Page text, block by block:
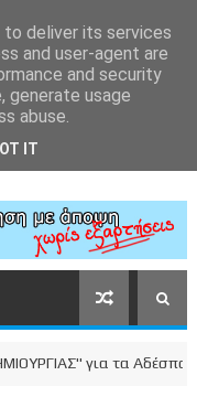
για τα Αδέσποτα
deliver its services
and user-agent are
and security
generate usage
abuse.
IT